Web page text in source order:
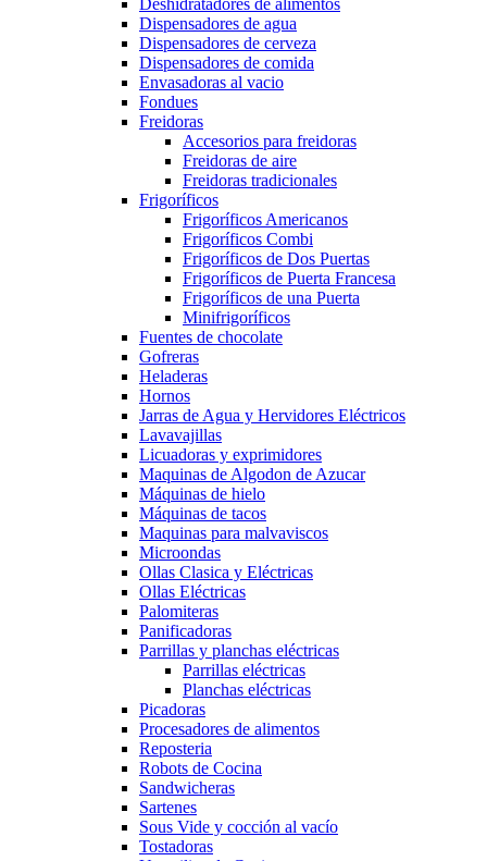
Deshidratadores de alimentos
Dispensadores de agua
Dispensadores de cerveza
Dispensadores de comida
Envasadoras al vacio
Fondues
Freidoras
Accesorios para freidoras
Freidoras de aire
Freidoras tradicionales
Frigoríficos
Frigoríficos Americanos
Frigoríficos Combi
Frigoríficos de Dos Puertas
Frigoríficos de Puerta Francesa
Frigoríficos de una Puerta
Minifrigoríficos
Fuentes de chocolate
Gofreras
Heladeras
Hornos
Jarras de Agua y Hervidores Eléctricos
Lavavajillas
Licuadoras y exprimidores
Maquinas de Algodon de Azucar
Máquinas de hielo
Máquinas de tacos
Maquinas para malvaviscos
Microondas
Ollas Clasica y Eléctricas
Ollas Eléctricas
Palomiteras
Panificadoras
Parrillas y planchas eléctricas
Parrillas eléctricas
Planchas eléctricas
Picadoras
Procesadores de alimentos
Reposteria
Robots de Cocina
Sandwicheras
Sartenes
Sous Vide y cocción al vacío
Tostadoras